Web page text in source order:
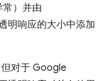
常）并由
明响应的大小中添加
对于 Google